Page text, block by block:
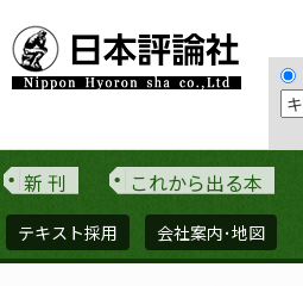
新 刊 これから出る本
テキスト採用 会社案内･地図